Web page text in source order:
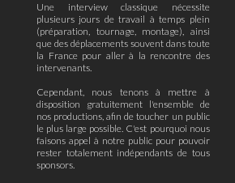
Une interview classique nécessite
plusieurs jours de travail à temps plein
(préparation, tournage, montage), ainsi
que des déplacements souvent dans toute
la France pour aller à la rencontre des
intervenants.
Cependant, nous tenons à mettre à
disposition gratuitement l'ensemble de
nos productions, afin de toucher un public
le plus large possible. C'est pourquoi nous
faisons appel à notre public pour pouvoir
rester totalement indépendants de tous
sponsors.